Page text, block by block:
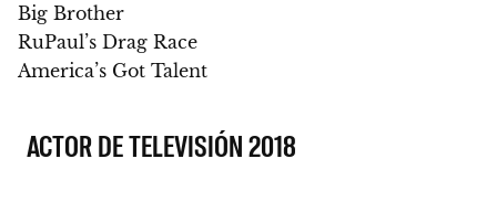
Big Brother
RuPaul’s Drag Race
America’s Got Talent
ACTOR DE TELEVISIÓN 2018